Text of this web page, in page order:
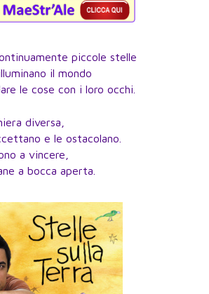
piccole stelle
il mondo
le cose con i loro occhi.
diversa,
e le ostacolano.
a vincere,
a bocca aperta.